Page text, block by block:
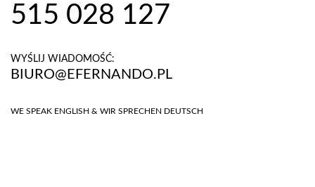
515 028 127
WYŚLIJ WIADOMOŚĆ:
BIURO@EFERNANDO.PL
WE SPEAK ENGLISH & WIR SPRECHEN DEUTSCH